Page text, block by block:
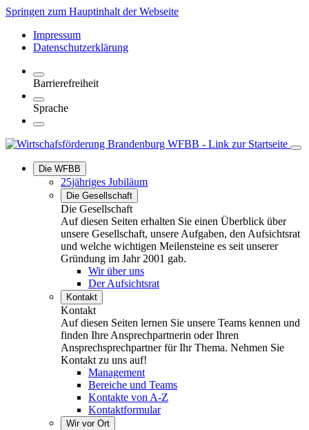
Springen zum Hauptinhalt der Webseite
Impressum
Datenschutzerklärung
Barrierefreiheit
Sprache
Die WFBB
25jähriges Jubiläum
Die Gesellschaft
Die Gesellschaft
Auf diesen Seiten erhalten Sie einen Überblick über
unsere Gesellschaft, unsere Aufgaben, den Aufsichtsrat
und welche wichtigen Meilensteine es seit unserer
Gründung im Jahr 2001 gab.
Wir über uns
Der Aufsichtsrat
Kontakt
Kontakt
Auf diesen Seiten lernen Sie unsere Teams kennen und
finden Ihre Ansprechpartnerin oder Ihren
Ansprechsprechpartner für Ihr Thema. Nehmen Sie
Kontakt zu uns auf!
Management
Bereiche und Teams
Kontakte von A-Z
Kontaktformular
Wir vor Ort